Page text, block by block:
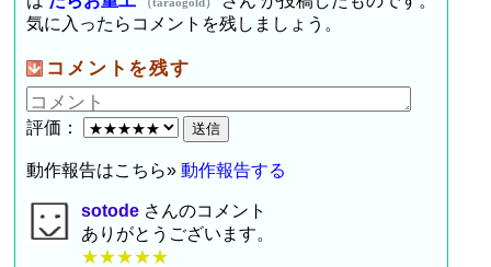
気に入ったらコメントを残しましょう。
コメントを残す
評価：
動作報告はこちら»動作報告する
sotode さんのコメント
ありがとうございます。
★★★★★